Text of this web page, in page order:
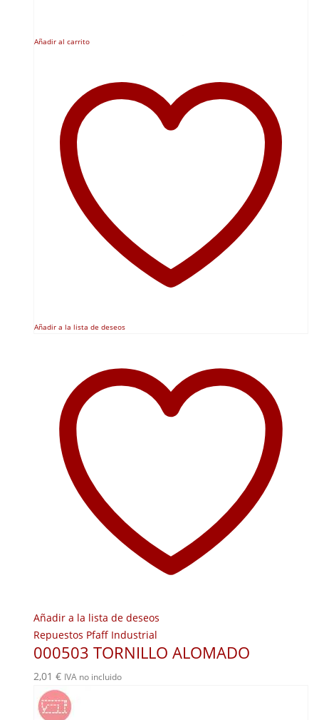
Añadir al carrito
Añadir a la lista de deseos
Añadir a la lista de deseos
Repuestos Pfaff Industrial
000503 TORNILLO ALOMADO
2,01 € IVA no incluido